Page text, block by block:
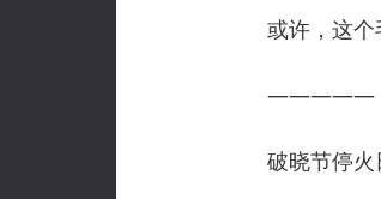
或许，这个毛
—————
破晓节停火